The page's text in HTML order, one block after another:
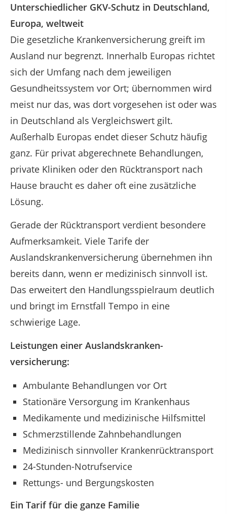
Unterschiedlicher GKV-Schutz in Deutschland,
Europa, weltweit
Die gesetzliche Krankenversicherung greift im
Ausland nur begrenzt. Innerhalb Europas richtet
sich der Umfang nach dem jeweiligen
Gesundheitssystem vor Ort; übernommen wird
meist nur das, was dort vorgesehen ist oder was
in Deutschland als Vergleichswert gilt.
Außerhalb Europas endet dieser Schutz häufig
ganz. Für privat abgerechnete Behandlungen,
private Kliniken oder den Rücktransport nach
Hause braucht es daher oft eine zusätzliche
Lösung.
Gerade der Rücktransport verdient besondere
Aufmerksamkeit. Viele Tarife der
Auslandskrankenversicherung übernehmen ihn
bereits dann, wenn er medizinisch sinnvoll ist.
Das erweitert den Handlungsspielraum deutlich
und bringt im Ernstfall Tempo in eine
schwierige Lage.
Leistungen einer Auslandskranken­
versicherung:
Ambulante Behandlungen vor Ort
Stationäre Versorgung im Krankenhaus
Medikamente und medizinische Hilfsmittel
Schmerzstillende Zahnbehandlungen
Medizinisch sinnvoller Krankenrücktransport
24-Stunden-Notrufservice
Rettungs- und Bergungskosten
Ein Tarif für die ganze Familie